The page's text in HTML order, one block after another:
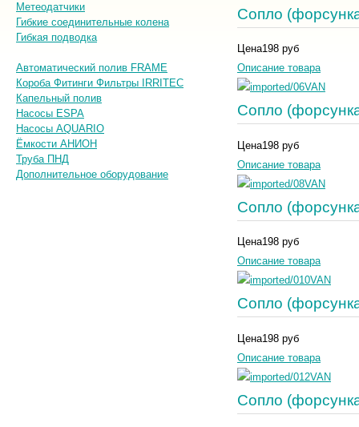
Метеодатчики
Гибкие соединительные колена
Гибкая подводка
Автоматический полив FRAME
Короба Фитинги Фильтры IRRITEC
Капельный полив
Насосы ESPA
Насосы AQUARIO
Ёмкости АНИОН
Труба ПНД
Дополнительное оборудование
Сопло
Цена198 руб
Описание товара
Сопло
Цена198 руб
Описание товара
Сопло
Цена198 руб
Описание товара
Сопло
Цена198 руб
Описание товара
Сопло